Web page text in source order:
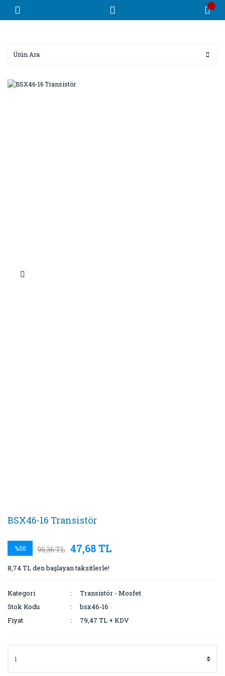
BSX46-16 Transistör
%50 95,36 TL 47,68 TL
8,74 TL den başlayan taksitlerle!
Kategori
Transistör - Mosfet
Stok Kodu
bsx46-16
Fiyat
79,47 TL + KDV